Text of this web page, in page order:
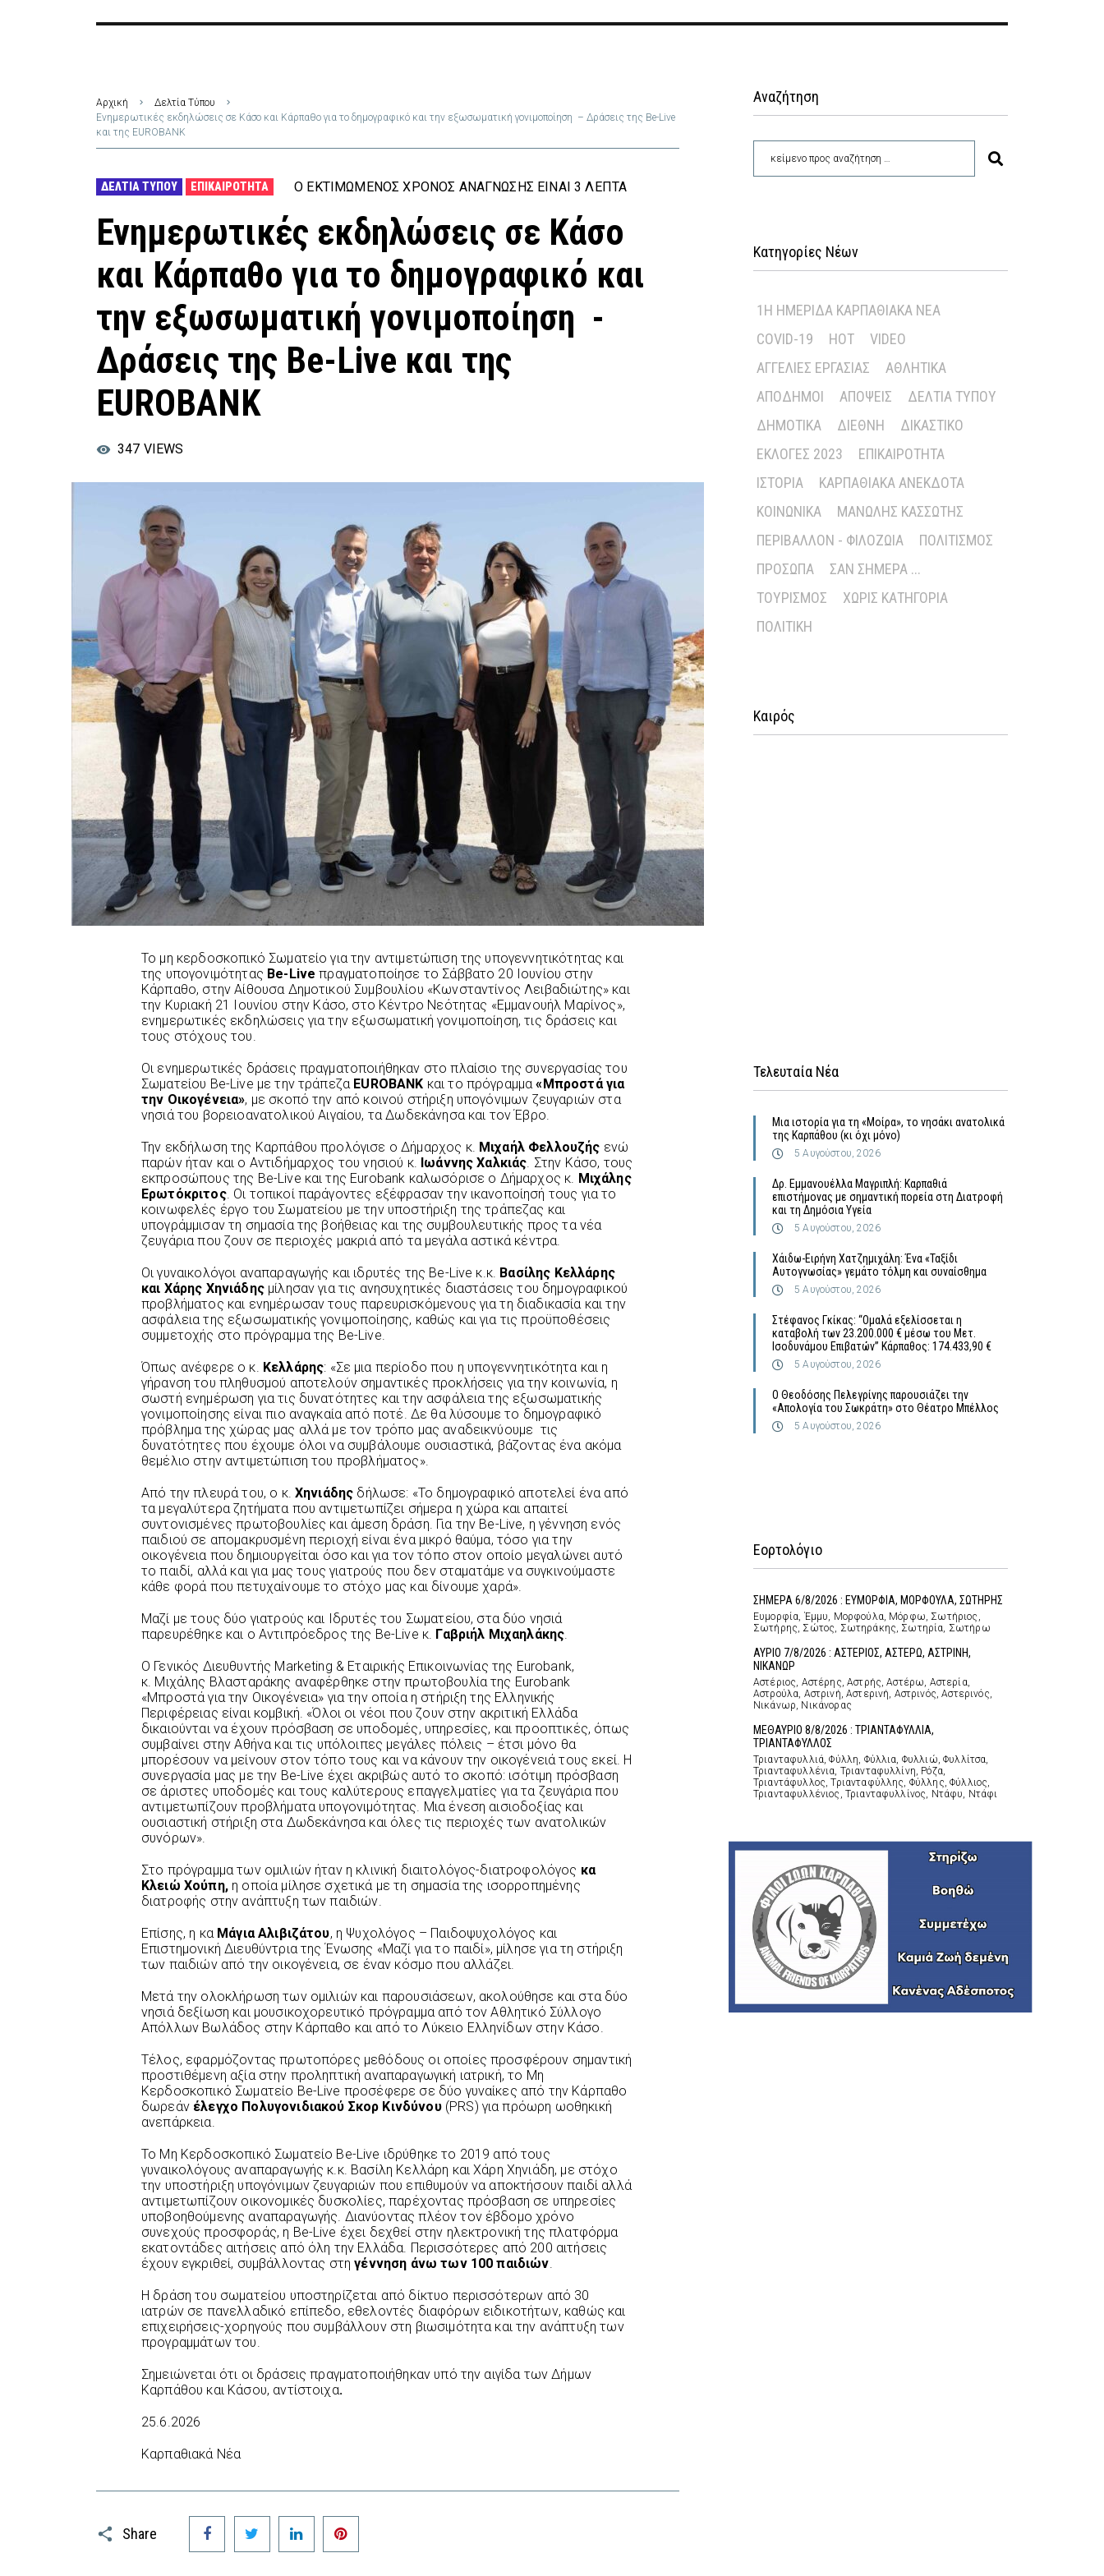
Αρχική
Δελτία Τύπου
Ενημερωτικές εκδηλώσεις σε Κάσο και Κάρπαθο για το δημογραφικό και την εξωσωματική γονιμοποίηση – Δράσεις της Be-Live
και της EUROBANK
ΔΕΛΤΊΑ ΤΎΠΟΥ ΕΠΙΚΑΙΡΌΤΗΤΑ Ο ΕΚΤΙΜΏΜΕΝΟΣ ΧΡΌΝΟΣ ΑΝΆΓΝΩΣΗΣ ΕΊΝΑΙ 3 ΛΕΠΤΆ
Ενημερωτικές εκδηλώσεις σε Κάσο
και Κάρπαθο για το δημογραφικό και
την εξωσωματική γονιμοποίηση -
Δράσεις της Be-Live και της
EUROBANK
347 VIEWS
Το μη κερδοσκοπικό Σωματείο για την αντιμετώπιση της υπογεννητικότητας και
της υπογονιμότητας Be-Live πραγματοποίησε το Σάββατο 20 Ιουνίου στην
Κάρπαθο, στην Αίθουσα Δημοτικού Συμβουλίου «Κωνσταντίνος Λειβαδιώτης» και
την Κυριακή 21 Ιουνίου στην Κάσο, στο Κέντρο Νεότητας «Εμμανουήλ Μαρίνος»,
ενημερωτικές εκδηλώσεις για την εξωσωματική γονιμοποίηση, τις δράσεις και
τους στόχους του.
Οι ενημερωτικές δράσεις πραγματοποιήθηκαν στο πλαίσιο της συνεργασίας του
Σωματείου Be-Live με την τράπεζα EUROBANK και το πρόγραμμα«Μπροστά για
την Οικογένεια», με σκοπό την από κοινού στήριξη υπογόνιμων ζευγαριών στα
νησιά του βορειοανατολικού Αιγαίου, τα Δωδεκάνησα και τον Έβρο.
Την εκδήλωση της Καρπάθου προλόγισε ο Δήμαρχος κ. Μιχαήλ Φελλουζής ενώ
παρών ήταν και ο Αντιδήμαρχος του νησιού κ. Ιωάννης Χαλκιάς. Στην Κάσο, τους
εκπροσώπους της Be-Live και της Eurobank καλωσόρισε ο Δήμαρχος κ. Μιχάλης
Ερωτόκριτος. Οι τοπικοί παράγοντες εξέφρασαν την ικανοποίησή τους για το
κοινωφελές έργο του Σωματείου με την υποστήριξη της τράπεζας και
υπογράμμισαν τη σημασία της βοήθειας και της συμβουλευτικής προς τα νέα
ζευγάρια που ζουν σε περιοχές μακριά από τα μεγάλα αστικά κέντρα.
Οι γυναικολόγοι αναπαραγωγής και ιδρυτές της Be-Live κ.κ. Βασίλης Κελλάρης
και Χάρης Χηνιάδηςμίλησαν για τις ανησυχητικές διαστάσεις του δημογραφικού
προβλήματος και ενημέρωσαν τους παρευρισκόμενους για τη διαδικασία και την
ασφάλεια της εξωσωματικής γονιμοποίησης, καθώς και για τις προϋποθέσεις
συμμετοχής στο πρόγραμμα της Be-Live.
Όπως ανέφερε ο κ. Κελλάρης: «Σε μια περίοδο που η υπογεννητικότητα και η
γήρανση του πληθυσμού αποτελούν σημαντικές προκλήσεις για την κοινωνία, η
σωστή ενημέρωση για τις δυνατότητες και την ασφάλεια της εξωσωματικής
γονιμοποίησης είναι πιο αναγκαία από ποτέ. Δε θα λύσουμε το δημογραφικό
πρόβλημα της χώρας μας αλλά με τον τρόπο μας αναδεικνύουμε τις
δυνατότητες που έχουμε όλοι να συμβάλουμε ουσιαστικά, βάζοντας ένα ακόμα
θεμέλιο στην αντιμετώπιση του προβλήματος».
Από την πλευρά του, ο κ. Χηνιάδης δήλωσε: «Το δημογραφικό αποτελεί ένα από
τα μεγαλύτερα ζητήματα που αντιμετωπίζει σήμερα η χώρα και απαιτεί
συντονισμένες πρωτοβουλίες και άμεση δράση. Για την Be-Live, η γέννηση ενός
παιδιού σε απομακρυσμένη περιοχή είναι ένα μικρό θαύμα, τόσο για την
οικογένεια που δημιουργείται όσο και για τον τόπο στον οποίο μεγαλώνει αυτό
το παιδί, αλλά και για μας τους γιατρούς που δεν σταματάμε να συγκινούμαστε
κάθε φορά που πετυχαίνουμε το στόχο μας και δίνουμε χαρά».
Μαζί με τους δύο γιατρούς και Ιδρυτές του Σωματείου, στα δύο νησιά
παρευρέθηκε και ο Αντιπρόεδρος της Be-Live κ. Γαβριήλ Μιχαηλάκης.
Ο Γενικός Διευθυντής Marketing & Εταιρικής Επικοινωνίας της Eurobank,
κ. Μιχάλης Βλασταράκης αναφέρθηκε στην πρωτοβουλία της Eurobank
«Μπροστά για την Οικογένεια» για την οποία η στήριξη της Ελληνικής
Περιφέρειας είναι κομβική. «Όλοι οι νέοι που ζουν στην ακριτική Ελλάδα
δικαιούνται να έχουν πρόσβαση σε υποδομές, υπηρεσίες, και προοπτικές, όπως
συμβαίνει στην Αθήνα και τις υπόλοιπες μεγάλες πόλεις – έτσι μόνο θα
μπορέσουν να μείνουν στον τόπο τους και να κάνουν την οικογένειά τους εκεί. Η
συνεργασία μας με την Be-Live έχει ακριβώς αυτό το σκοπό: ισότιμη πρόσβαση
σε άριστες υποδομές και τους καλύτερους επαγγελματίες για τα ζευγάρια που
αντιμετωπίζουν προβλήματα υπογονιμότητας. Μια ένεση αισιοδοξίας και
ουσιαστική στήριξη στα Δωδεκάνησα και όλες τις περιοχές των ανατολικών
συνόρων».
Στο πρόγραμμα των ομιλιών ήταν η κλινική διαιτολόγος-διατροφολόγος κα
Κλειώ Χούπη,η οποία μίλησε σχετικά με τη σημασία της ισορροπημένης
διατροφής στην ανάπτυξη των παιδιών.
Επίσης, η κα Μάγια Αλιβιζάτου, η Ψυχολόγος – Παιδοψυχολόγος και
Επιστημονική Διευθύντρια της Ένωσης «Μαζί για το παιδί», μίλησε για τη στήριξη
των παιδιών από την οικογένεια, σε έναν κόσμο που αλλάζει.
Μετά την ολοκλήρωση των ομιλιών και παρουσιάσεων, ακολούθησε και στα δύο
νησιά δεξίωση και μουσικοχορευτικό πρόγραμμα από τον Αθλητικό Σύλλογο
Απόλλων Βωλάδος στην Κάρπαθο και από το Λύκειο Ελληνίδων στην Κάσο.
Τέλος, εφαρμόζοντας πρωτοπόρες μεθόδους οι οποίες προσφέρουν σημαντική
προστιθέμενη αξία στην προληπτική αναπαραγωγική ιατρική, το Μη
Κερδοσκοπικό Σωματείο Be-Live προσέφερε σε δύο γυναίκες από την Κάρπαθο
δωρεάν έλεγχο Πολυγονιδιακού Σκορ Κινδύνου(PRS) για πρόωρη ωοθηκική
ανεπάρκεια.
Το Μη Κερδοσκοπικό Σωματείο Be-Live ιδρύθηκε το 2019 από τους
γυναικολόγους αναπαραγωγής κ.κ. Βασίλη Κελλάρη και Χάρη Χηνιάδη, με στόχο
την υποστήριξη υπογόνιμων ζευγαριών που επιθυμούν να αποκτήσουν παιδί αλλά
αντιμετωπίζουν οικονομικές δυσκολίες, παρέχοντας πρόσβαση σε υπηρεσίες
υποβοηθούμενης αναπαραγωγής. Διανύοντας πλέον τον έβδομο χρόνο
συνεχούς προσφοράς, η Be-Live έχει δεχθεί στην ηλεκτρονική της πλατφόρμα
εκατοντάδες αιτήσεις από όλη την Ελλάδα. Περισσότερες από 200 αιτήσεις
έχουν εγκριθεί, συμβάλλοντας στηγέννηση άνω των 100 παιδιών.
Η δράση του σωματείου υποστηρίζεται από δίκτυο περισσότερων από 30
ιατρών σε πανελλαδικό επίπεδο, εθελοντές διαφόρων ειδικοτήτων, καθώς και
επιχειρήσεις-χορηγούς που συμβάλλουν στη βιωσιμότητα και την ανάπτυξη των
προγραμμάτων του.
Σημειώνεται ότι οι δράσεις πραγματοποιήθηκαν υπό την αιγίδα των Δήμων
Καρπάθου και Κάσου, αντίστοιχα.
25.6.2026
Καρπαθιακά Νέα
Share
Facebook Twitter LinkedIn
Αναζήτηση
Κατηγορίες Νέων
1Η ΗΜΕΡΊΔΑ ΚΑΡΠΑΘΙΑΚΆ ΝΈΑ
COVID-19
HOT
VIDEO
ΑΓΓΕΛΊΕΣ ΕΡΓΑΣΊΑΣ
ΑΘΛΗΤΙΚΆ
ΑΠΌΔΗΜΟΙ
ΑΠΌΨΕΙΣ
ΔΕΛΤΊΑ ΤΎΠΟΥ
ΔΗΜΟΤΙΚΆ
ΔΙΕΘΝΉ
ΔΙΚΑΣΤΙΚΌ
ΕΚΛΟΓΈΣ 2023
ΕΠΙΚΑΙΡΌΤΗΤΑ
ΙΣΤΟΡΊΑ
ΚΑΡΠΑΘΙΑΚΆ ΑΝΈΚΔΟΤΑ
ΚΟΙΝΩΝΙΚΆ
ΜΑΝΏΛΗΣ ΚΑΣΣΏΤΗΣ
ΠΕΡΙΒΆΛΛΟΝ - ΦΙΛΟΖΩΊΑ
ΠΟΛΙΤΙΣΜΌΣ
ΠΡΌΣΩΠΑ
ΣΑΝ ΣΉΜΕΡΑ ...
ΤΟΥΡΙΣΜΌΣ
ΧΩΡΊΣ ΚΑΤΗΓΟΡΊΑ
ΠΟΛΙΤΙΚΉ
Καιρός
Τελευταία Νέα
Μια ιστορία για τη «Μοίρα», το νησάκι ανατολικά
της Καρπάθου (κι όχι μόνο)
5 Αυγούστου, 2026
Δρ. Εμμανουέλλα Μαγριπλή: Καρπαθιά
επιστήμονας με σημαντική πορεία στη Διατροφή
και τη Δημόσια Υγεία
5 Αυγούστου, 2026
Χάιδω-Ειρήνη Χατζημιχάλη: Ένα «Ταξίδι
Αυτογνωσίας» γεμάτο τόλμη και συναίσθημα
5 Αυγούστου, 2026
Στέφανος Γκίκας: “Ομαλά εξελίσσεται η
καταβολή των 23.200.000 € μέσω του Μετ.
Ισοδυνάμου Επιβατών” Κάρπαθος: 174.433,90 €
5 Αυγούστου, 2026
Ο Θεοδόσης Πελεγρίνης παρουσιάζει την
«Απολογία του Σωκράτη» στο Θέατρο Μπέλλος
5 Αυγούστου, 2026
Εορτολόγιο
ΣΗΜΕΡΑ 6/8/2026 : ΕΥΜΟΡΦΙΑ, ΜΟΡΦΟΥΛΑ, ΣΩΤΗΡΗΣ
Ευμορφία, Έμμυ, Μορφούλα, Μόρφω, Σωτήριος,
Σωτήρης, Σώτος, Σωτηράκης, Σωτηρία, Σωτήρω
ΑΥΡΙΟ 7/8/2026 : ΑΣΤΕΡΙΟΣ, ΑΣΤΕΡΩ, ΑΣΤΡΙΝΗ,
ΝΙΚΑΝΩΡ
Αστέριος, Αστέρης, Αστρής, Αστέρω, Αστερία,
Αστρούλα, Αστρινή, Αστερινή, Αστρινός, Αστερινός,
Νικάνωρ, Νικάνορας
ΜΕΘΑΥΡΙΟ 8/8/2026 : ΤΡΙΑΝΤΑΦΥΛΛΙΑ,
ΤΡΙΑΝΤΑΦΥΛΛΟΣ
Τριανταφυλλιά, Φύλλη, Φύλλια, Φυλλιώ, Φυλλίτσα,
Τριανταφυλλένια, Τριανταφυλλίνη, Ρόζα,
Τριαντάφυλλος, Τριανταφύλλης, Φύλλης, Φύλλιος,
Τριανταφυλλένιος, Τριανταφυλλίνος, Ντάφυ, Ντάφι